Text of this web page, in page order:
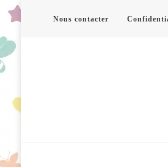
Nous contacter